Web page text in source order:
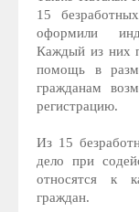
15
оформили
Каждый из них
помощь в
гражданам
регистрацию.
Из 15
дело при
относятся к
граждан.